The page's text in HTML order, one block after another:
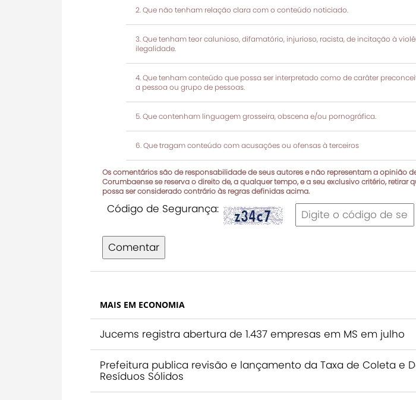
Que não tenham relação clara com o conteúdo noticiado.
Que tenham teor calunioso, difamatório, injurioso, racista, de incitação à
ilegalidade.
Que tenham conteúdo que possa ser interpretado como de caráter
a pessoa ou grupo de pessoas.
Que contenham linguagem grosseira, obscena e/ou pornográfica.
Que tragam conteúdo com acusações ou ofensas à terceiros
Os comentários são de responsabilidade de seus autores e não representam a opinião
Corumbaense se reserva o direito de, a qualquer tempo, e a seu exclusivo critério, retirar
possa ser considerado contrário às regras definidas acima.
Código de Segurança:
Comentar
MAIS EM ECONOMIA
Jucems registra abertura de 1.437 empresas em MS em julho
Prefeitura publica revisão e lançamento da Taxa de Coleta e
Resíduos Sólidos